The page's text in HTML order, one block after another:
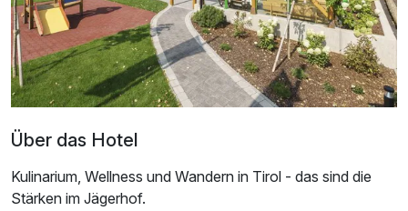
Über das Hotel
Kulinarium, Wellness und Wandern in Tirol - das sind die
Stärken im Jägerhof.